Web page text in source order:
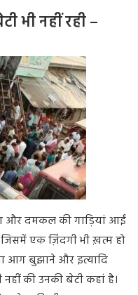
भी नहीं रही –
औरदमकलकीगाड़ियांआईं
जिसमेंएकज़िंदगीभीख़त्महो
आगबुझानेऔरइत्यादि
नहींकीउनकीबेटीकहांहै।